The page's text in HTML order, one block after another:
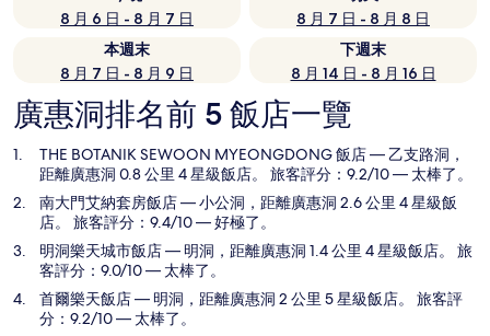
8 月 6 日 - 8 月 7 日
8 月 7 日 - 8 月 8 日
本週末
8 月 7 日 - 8 月 9 日
下週末
8 月 14 日 - 8 月 16 日
廣惠洞排名前 5 飯店一覽
THE BOTANIK SEWOON MYEONGDONG 飯店— 乙支路洞，
距離廣惠洞 0.8 公里 4 星級飯店。 旅客評分：9.2/10 — 太棒了。
南大門艾納套房飯店— 小公洞，距離廣惠洞 2.6 公里 4 星級飯
店。 旅客評分：9.4/10 — 好極了。
明洞樂天城市飯店— 明洞，距離廣惠洞 1.4 公里 4 星級飯店。 旅
客評分：9.0/10 — 太棒了。
首爾樂天飯店— 明洞，距離廣惠洞 2 公里 5 星級飯店。 旅客評
分：9.2/10 — 太棒了。